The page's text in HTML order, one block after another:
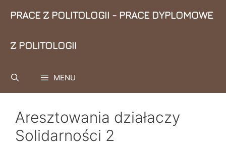
PRACE Z POLITOLOGII - PRACE DYPLOMOWE
Z POLITOLOGII
MENU
Aresztowania działaczy
Solidarności 2